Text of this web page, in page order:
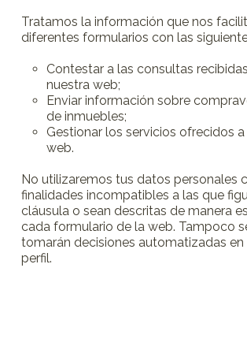
Tratamos la información que nos
diferentes formularios con las
Contestar a las consultas
nuestra web;
Enviar información sobre
de inmuebles;
Gestionar los servicios ofrecidos
web.
No utilizaremos tus datos personales
finalidades incompatibles a las que
cláusula o sean descritas de manera
cada formulario de la web. Tampoco
tomarán decisiones automatizadas en
perfil.